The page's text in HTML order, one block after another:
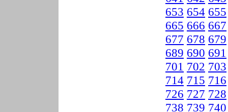
653 654 655
665 666 667
677 678 679
689 690 691
701 702 703
714 715 716
726 727 728
738 739 740